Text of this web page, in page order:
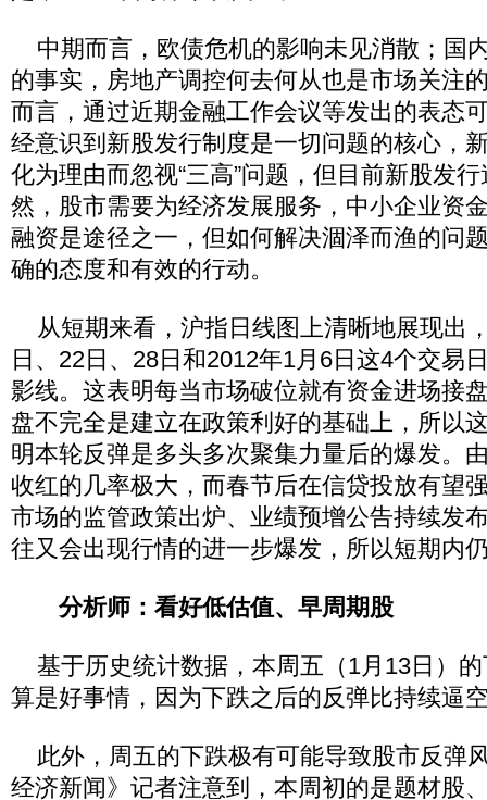
中期而言，欧债危机的影响未见消散；国
的事实，房地产调控何去何从也是市场关注
而言，通过近期金融工作会议等发出的表态
经意识到新股发行制度是一切问题的核心，
化为理由而忽视“三高”问题，但目前新股发
然，股市需要为经济发展服务，中小企业资
融资是途径之一，但如何解决涸泽而渔的问
确的态度和有效的行动。
从短期来看，沪指日线图上清晰地展现出
日、22日、28日和2012年1月6日这4个交易
影线。这表明每当市场破位就有资金进场接
盘不完全是建立在政策利好的基础上，所以
明本轮反弹是多头多次聚集力量后的爆发。
收红的几率极大，而春节后在信贷投放有望
市场的监管政策出炉、业绩预增公告持续发
往又会出现行情的进一步爆发，所以短期内
分析师：看好低估值、早周期股
基于历史统计数据，本周五（1月13日）
算是好事情，因为下跌之后的反弹比持续逼
此外，周五的下跌极有可能导致股市反弹
经济新闻》记者注意到，本周初的是题材股